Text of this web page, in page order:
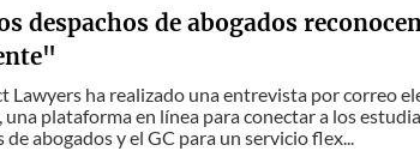
despachos de abogados
Lawyers ha realizado una entrevista por correo
una plataforma en línea para conectar a los
de abogados y el GC para un servicio flex...